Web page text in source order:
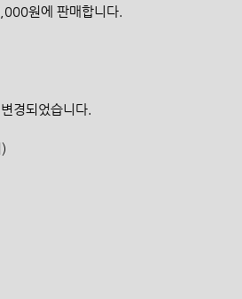
원에 판매합니다.
경되었습니다.